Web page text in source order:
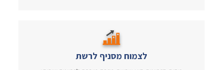
לצמוח מסניף לרשת